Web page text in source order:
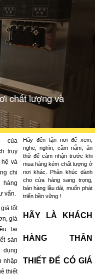
chất lượng và
của
truy
hệ và
chi
vấn.
tốt
giá
tại
sản
nhập
thiết
Hãy đến tận nơi để xem,
nghe, nghìn, cầm nắm, ăn
thử để cảm nhận trước khi
mua hàng kém chất lượng ở
nơi khác. Phân khúc dành
cho cửa hàng sang trọng,
bán hàng lầu dài, muốn phát
triển bền vững !
HÃY LÀ KHÁCH
HÀNG THÂN
THIẾT ĐỂ CÓ GIÁ